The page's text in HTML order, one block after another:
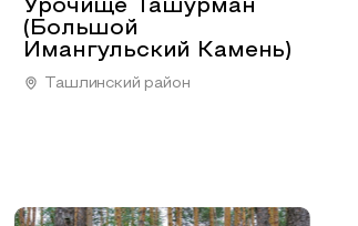
Урочище Ташурман
(Большой
Имангульский Камень)
Ташлинский район